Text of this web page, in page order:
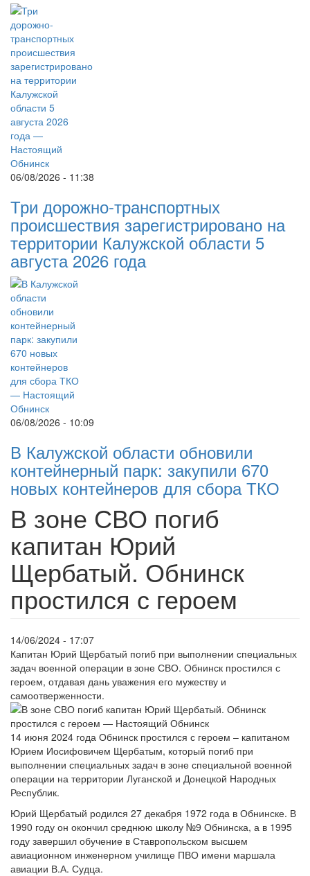
06/08/2026 - 11:38
Три дорожно-транспортных
происшествия зарегистрировано на
территории Калужской области 5
августа 2026 года
06/08/2026 - 10:09
В Калужской области обновили
контейнерный парк: закупили 670
новых контейнеров для сбора ТКО
В зоне СВО погиб
капитан Юрий
Щербатый. Обнинск
простился с героем
14/06/2024 - 17:07
Капитан Юрий Щербатый погиб при выполнении специальных
задач военной операции в зоне СВО. Обнинск простился с
героем, отдавая дань уважения его мужеству и
самоотверженности.
14 июня 2024 года Обнинск простился с героем – капитаном
Юрием Иосифовичем Щербатым, который погиб при
выполнении специальных задач в зоне специальной военной
операции на территории Луганской и Донецкой Народных
Республик.
Юрий Щербатый родился 27 декабря 1972 года в Обнинске. В
1990 году он окончил среднюю школу №9 Обнинска, а в 1995
году завершил обучение в Ставропольском высшем
авиационном инженерном училище ПВО имени маршала
авиации В.А. Судца.